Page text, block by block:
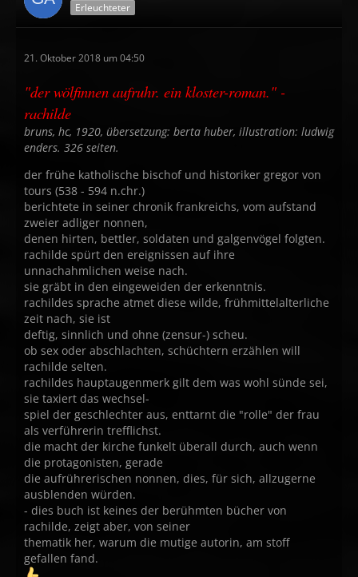
Erleuchteter
21. Oktober 2018 um 04:50
"der wölfinnen aufruhr. ein kloster-roman." -
rachilde
bruns, hc, 1920, übersetzung: berta huber, illustration: ludwig
enders. 326 seiten.
der frühe katholische bischof und historiker gregor von
tours (538 - 594 n.chr.)
berichtete in seiner chronik frankreichs, vom aufstand
zweier adliger nonnen,
denen hirten, bettler, soldaten und galgenvögel folgten.
rachilde spürt den ereignissen auf ihre
unnachahmlichen weise nach.
sie gräbt in den eingeweiden der erkenntnis.
rachildes sprache atmet diese wilde, frühmittelalterliche
zeit nach, sie ist
deftig, sinnlich und ohne (zensur-) scheu.
ob sex oder abschlachten, schüchtern erzählen will
rachilde selten.
rachildes hauptaugenmerk gilt dem was wohl sünde sei,
sie taxiert das wechsel-
spiel der geschlechter aus, enttarnt die "rolle" der frau
als verführerin trefflichst.
die macht der kirche funkelt überall durch, auch wenn
die protagonisten, gerade
die aufrührerischen nonnen, dies, für sich, allzugerne
ausblenden würden.
- dies buch ist keines der berühmten bücher von
rachilde, zeigt aber, von seiner
thematik her, warum die mutige autorin, am stoff
gefallen fand.